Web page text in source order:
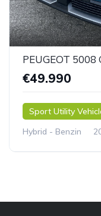
PEUGEOT
€49.990
Sport Utility
Hybrid - Benzin